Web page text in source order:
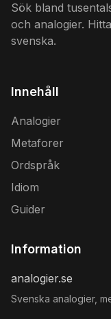
Sök bland
och analogier.
svenska.
Innehåll
Analogier
Metaforer
Ordspråk
Idiom
Guider
Information
analogier.se
Svenska analogier,